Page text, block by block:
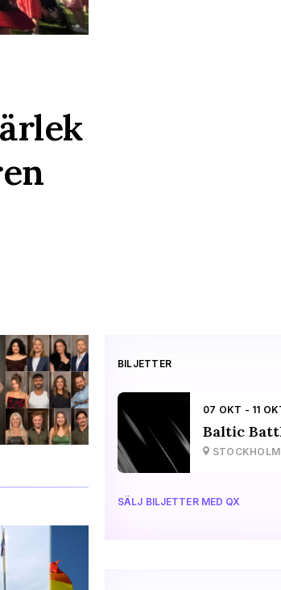
BILJETTER
07 OKT - 11
Baltic
STOCKHOLM
SÄLJ BILJETTER MED QX